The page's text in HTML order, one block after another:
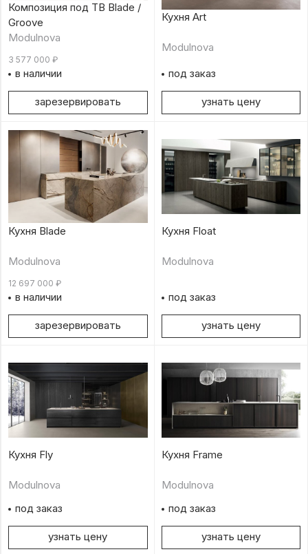
Композиция под ТВ Blade /
Groove
Modulnova
3 577 000 ₽
в наличии
зарезервировать
Кухня Art
Modulnova
под заказ
узнать цену
Кухня Blade
Modulnova
12 697 000 ₽
в наличии
зарезервировать
Кухня Float
Modulnova
под заказ
узнать цену
Кухня Fly
Modulnova
под заказ
узнать цену
Кухня Frame
Modulnova
под заказ
узнать цену